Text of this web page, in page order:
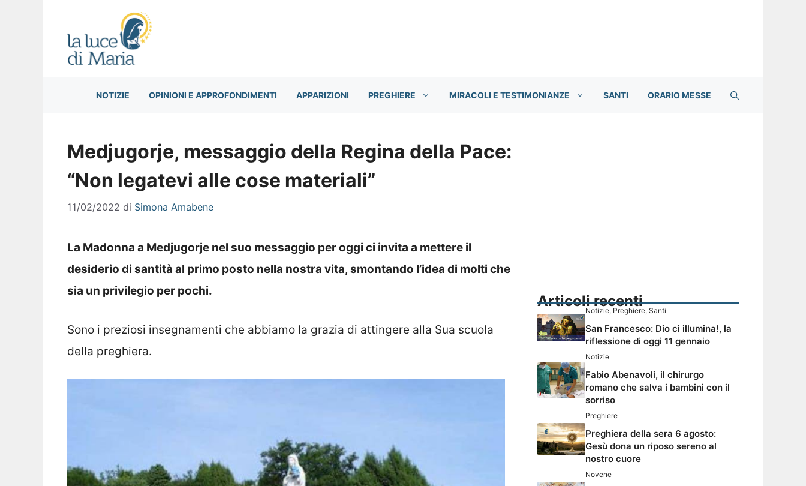
NOTIZIE OPINIONI E APPROFONDIMENTI APPARIZIONI PREGHIERE MIRACOLI E TESTIMONIANZE SANTI ORARIO MESSE
Medjugorje, messaggio della Regina della Pace:
“Non legatevi alle cose materiali”
11/02/2022 di Simona Amabene
La Madonna a Medjugorje nel suo messaggio per oggi ci invita a mettere il
desiderio di santità al primo posto nella nostra vita, smontando l’idea di molti che
sia un privilegio per pochi.
Sono i preziosi insegnamenti che abbiamo la grazia di attingere alla Sua scuola
della preghiera.
Articoli recenti
Notizie, Preghiere, Santi
San Francesco: Dio ci illumina!, la
riflessione di oggi 11 gennaio
Notizie
Fabio Abenavoli, il chirurgo
romano che salva i bambini con il
sorriso
Preghiere
Preghiera della sera 6 agosto:
Gesù dona un riposo sereno al
nostro cuore
Novene